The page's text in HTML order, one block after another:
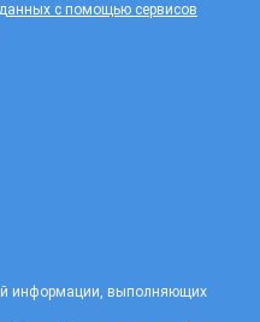
с помощью сервисов
информации, выполняющих